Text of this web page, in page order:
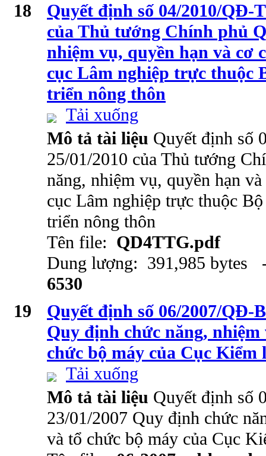
18
Quyết định số 04/2010/QĐ-
của Thủ tướng Chính phủ
nhiệm vụ, quyền hạn và cơ
cục Lâm nghiệp trực thuộc
triển nông thôn
Tải xuống
Mô tả tài liệu Quyết định số
25/01/2010 của Thủ tướng
năng, nhiệm vụ, quyền hạn
cục Lâm nghiệp trực thuộc
triển nông thôn
Tên file: QD4TTG.pdf
Dung lượng: 391,985
6530
19
Quyết định số 06/2007/QĐ-
Quy định chức năng,
chức bộ máy của Cục Kiểm
Tải xuống
Mô tả tài liệu Quyết định số
23/01/2007 Quy định chức
và tổ chức bộ máy của Cục